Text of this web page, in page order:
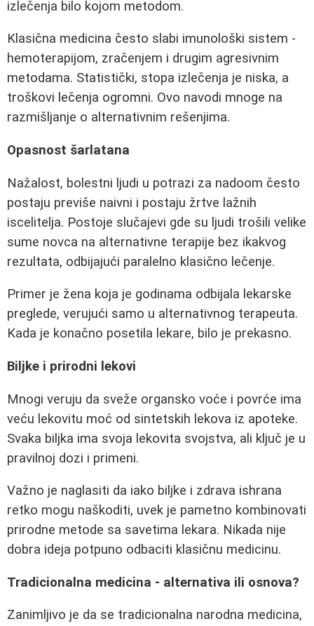
izlečenja bilo kojom metodom.
Klasična medicina često slabi imunološki sistem -
hemoterapijom, zračenjem i drugim agresivnim
metodama. Statistički, stopa izlečenja je niska, a
troškovi lečenja ogromni. Ovo navodi mnoge na
razmišljanje o alternativnim rešenjima.
Opasnost šarlatana
Nažalost, bolestni ljudi u potrazi za nadoom često
postaju previše naivni i postaju žrtve lažnih
iscelitelja. Postoje slučajevi gde su ljudi trošili velike
sume novca na alternativne terapije bez ikakvog
rezultata, odbijajući paralelno klasično lečenje.
Primer je žena koja je godinama odbijala lekarske
preglede, verujući samo u alternativnog terapeuta.
Kada je konačno posetila lekare, bilo je prekasno.
Biljke i prirodni lekovi
Mnogi veruju da sveže organsko voće i povrće ima
veću lekovitu moć od sintetskih lekova iz apoteke.
Svaka biljka ima svoja lekovita svojstva, ali ključ je u
pravilnoj dozi i primeni.
Važno je naglasiti da iako biljke i zdrava ishrana
retko mogu naškoditi, uvek je pametno kombinovati
prirodne metode sa savetima lekara. Nikada nije
dobra ideja potpuno odbaciti klasičnu medicinu.
Tradicionalna medicina - alternativa ili osnova?
Zanimljivo je da se tradicionalna narodna medicina,